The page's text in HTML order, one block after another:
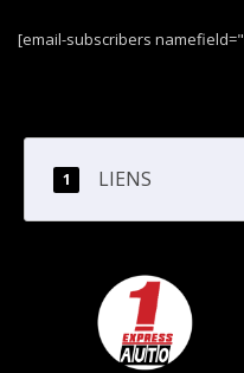
[email-subscribers
LIENS